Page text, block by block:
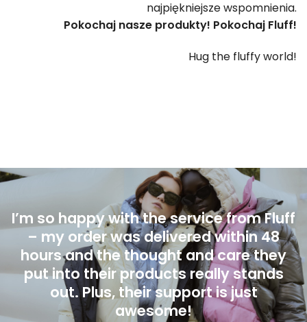
najpiękniejsze wspomnienia.
Pokochaj nasze produkty! Pokochaj Fluff!
Hug the fluffy world!
I’m so happy with the service from Fluff
– my order was delivered within 48
hours and the thought and care they
put into their products really stands
out. Plus, their support is just
awesome!